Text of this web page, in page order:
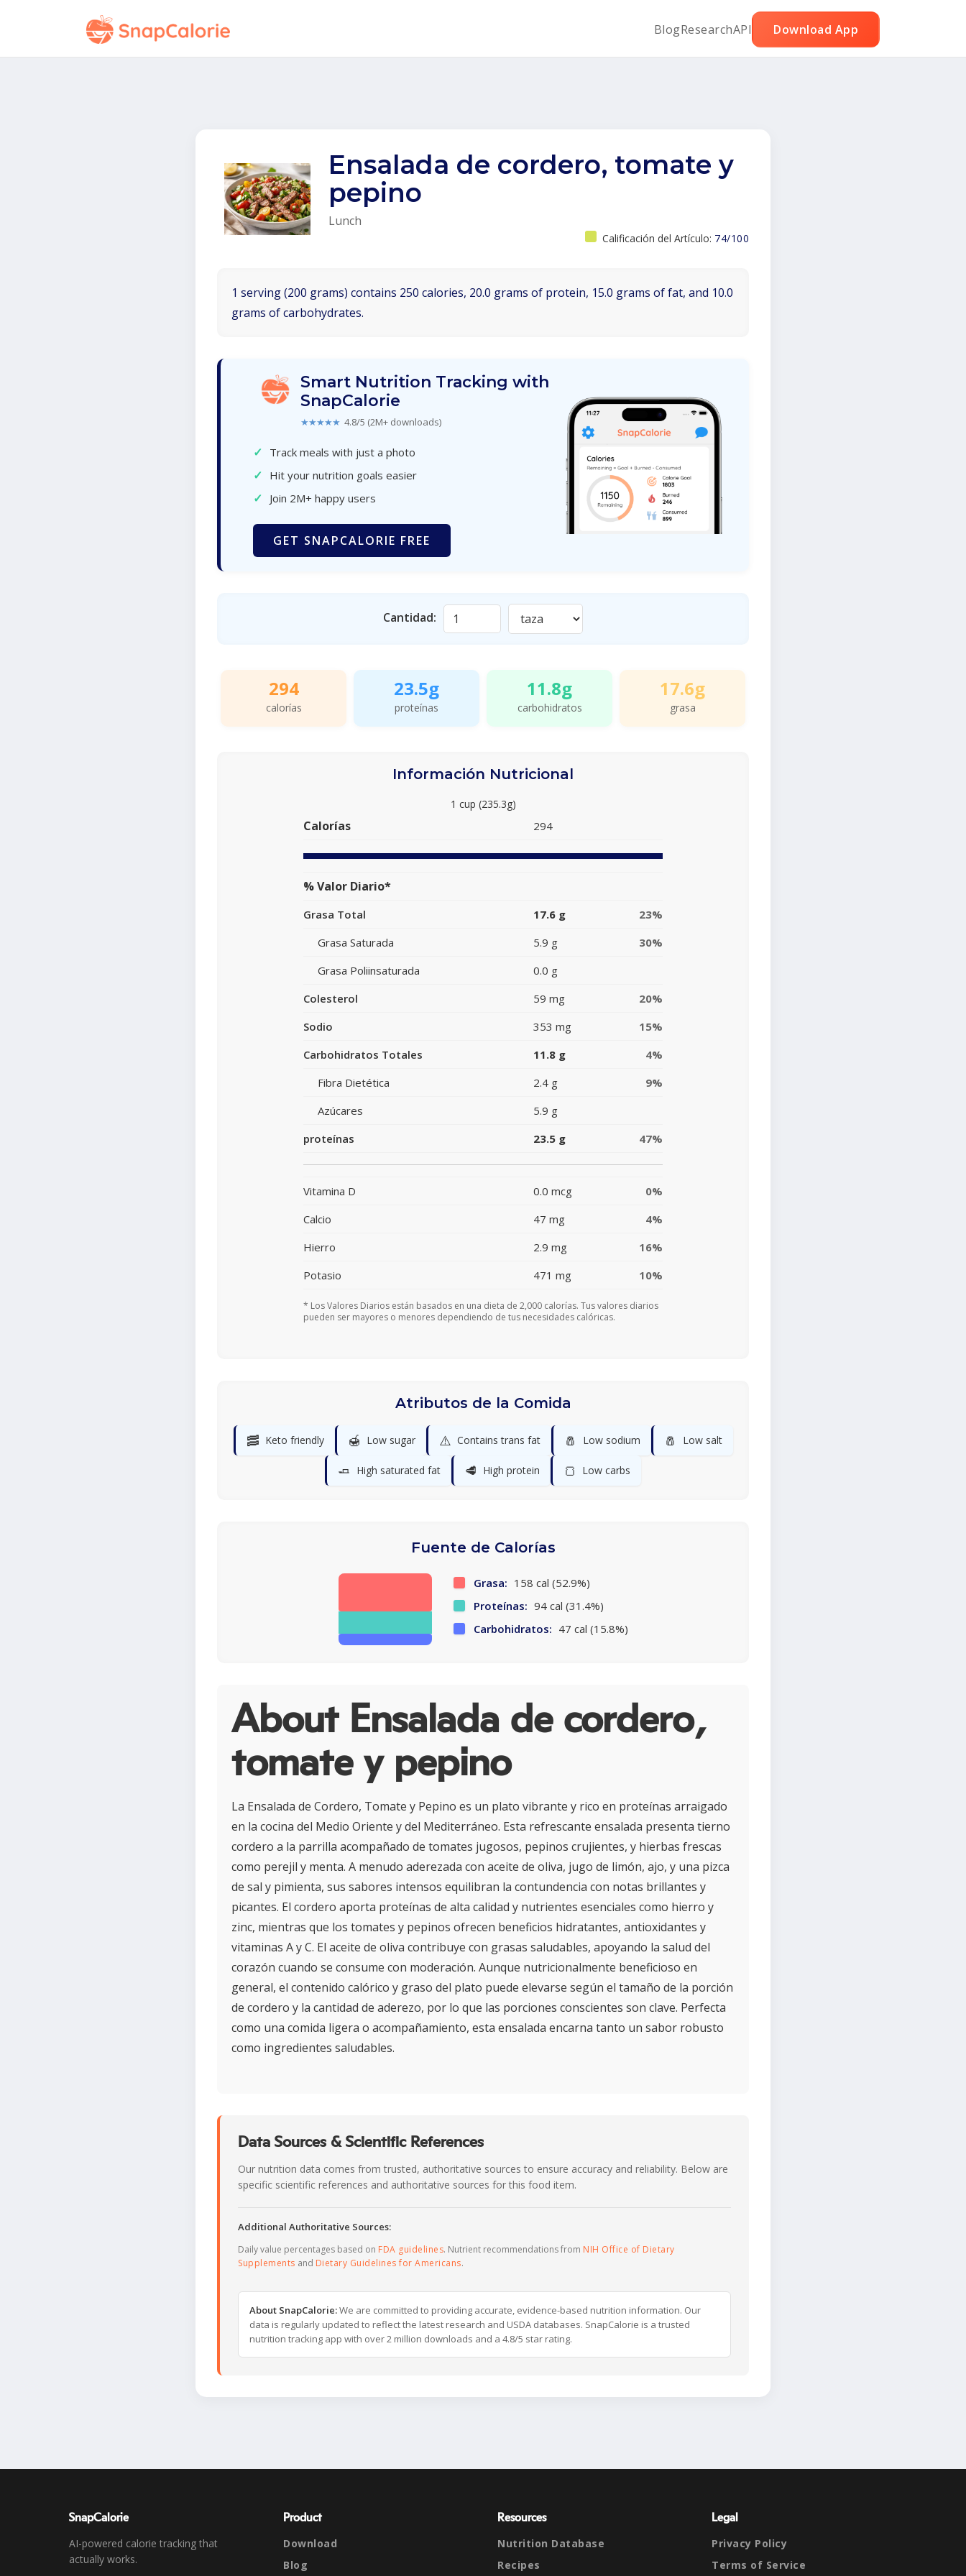
BlogResearchAPI Download App
Ensalada de cordero, tomate y
pepino
Lunch
Calificación del Artículo: 74/100
1 serving (200 grams) contains 250 calories, 20.0 grams of protein, 15.0 grams of fat, and 10.0
grams of carbohydrates.
Smart Nutrition Tracking with
SnapCalorie
★★★★★ 4.8/5 (2M+ downloads)
✓ Track meals with just a photo
✓ Hit your nutrition goals easier
✓ Join 2M+ happy users
GET SNAPCALORIE FREE
Cantidad:
294
calorías
23.5g
proteínas
11.8g
carbohidratos
17.6g
grasa
Información Nutricional
1 cup (235.3g)
Calorías 294
% Valor Diario*
Grasa Total 17.6 g
23%
Grasa Saturada
5.9 g
30%
Grasa Poliinsaturada
0.0 g
Colesterol
59 mg
20%
Sodio
353 mg
15%
Carbohidratos Totales
11.8 g
4%
Fibra Dietética
2.4 g
9%
Azúcares
5.9 g
proteínas
23.5 g 47%
Vitamina D 0.0 mcg
0%
Calcio
47 mg
4%
Hierro
2.9 mg
16%
Potasio
471 mg 10%
* Los Valores Diarios están basados en una dieta de 2,000 calorías. Tus valores diarios
pueden ser mayores o menores dependiendo de tus necesidades calóricas.
Atributos de la Comida
🥓 Keto friendly 🍯 Low sugar ⚠️ Contains trans fat 🧂 Low sodium 🧂 Low salt
🧈 High saturated fat 🥩 High protein 🍞 Low carbs
Fuente de Calorías
Grasa: 158 cal (52.9%)
Proteínas: 94 cal (31.4%)
Carbohidratos: 47 cal (15.8%)
About Ensalada de cordero,
tomate y pepino
La Ensalada de Cordero, Tomate y Pepino es un plato vibrante y rico en proteínas arraigado
en la cocina del Medio Oriente y del Mediterráneo. Esta refrescante ensalada presenta tierno
cordero a la parrilla acompañado de tomates jugosos, pepinos crujientes, y hierbas frescas
como perejil y menta. A menudo aderezada con aceite de oliva, jugo de limón, ajo, y una pizca
de sal y pimienta, sus sabores intensos equilibran la contundencia con notas brillantes y
picantes. El cordero aporta proteínas de alta calidad y nutrientes esenciales como hierro y
zinc, mientras que los tomates y pepinos ofrecen beneficios hidratantes, antioxidantes y
vitaminas A y C. El aceite de oliva contribuye con grasas saludables, apoyando la salud del
corazón cuando se consume con moderación. Aunque nutricionalmente beneficioso en
general, el contenido calórico y graso del plato puede elevarse según el tamaño de la porción
de cordero y la cantidad de aderezo, por lo que las porciones conscientes son clave. Perfecta
como una comida ligera o acompañamiento, esta ensalada encarna tanto un sabor robusto
como ingredientes saludables.
Data Sources & Scientific References
Our nutrition data comes from trusted, authoritative sources to ensure accuracy and reliability. Below are
specific scientific references and authoritative sources for this food item.
Additional Authoritative Sources:
Daily value percentages based on FDA guidelines. Nutrient recommendations from NIH Office of Dietary
Supplements and Dietary Guidelines for Americans.
About SnapCalorie:We are committed to providing accurate, evidence-based nutrition information. Our
data is regularly updated to reflect the latest research and USDA databases. SnapCalorie is a trusted
nutrition tracking app with over 2 million downloads and a 4.8/5 star rating.
SnapCalorie
AI-powered calorie tracking that
actually works.
Product
Download
Blog
Resources
Nutrition Database
Recipes
Legal
Privacy Policy
Terms of Service